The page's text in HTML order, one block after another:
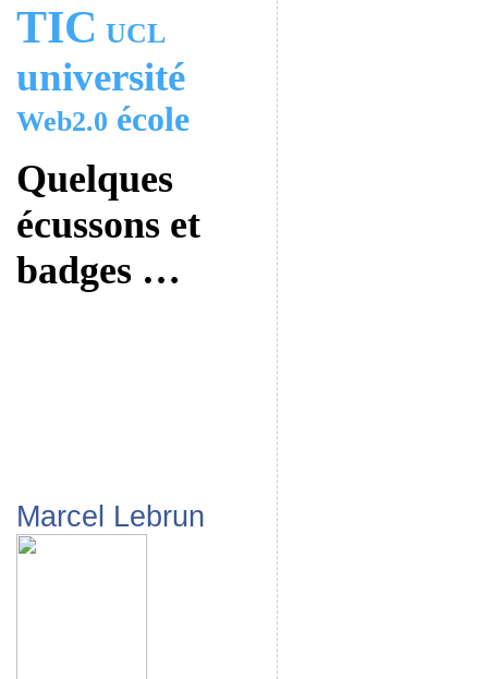
TIC UCL
université
Web2.0 école
Quelques
écussons et
badges …
Marcel Lebrun